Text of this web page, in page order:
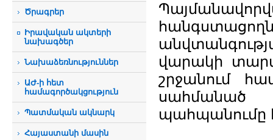
Ծրագրեր
Իրավական ակտերի
նախագծեր
Նախաձեռնություններ
ԱԺ-ի հետ
համագործակցություն
Պատմական ակնարկ
Հայաստանի մասին
վարակի
շրջանում
պահպանումը